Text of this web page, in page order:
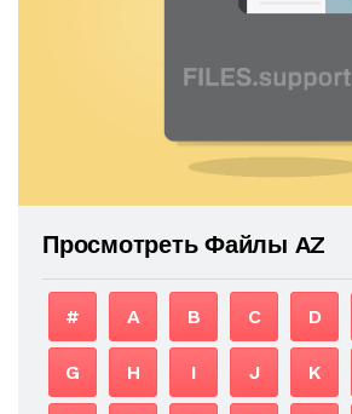
Просмотреть Файлы AZ
# A B C D
G H I J K